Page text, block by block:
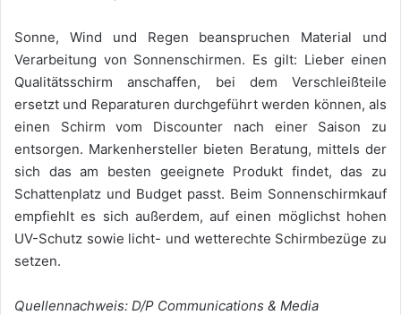
Sonne, Wind und Regen beanspruchen Material und
Verarbeitung von Sonnenschirmen. Es gilt: Lieber einen
Qualitätsschirm anschaffen, bei dem Verschleißteile
ersetzt und Reparaturen durchgeführt werden können, als
einen Schirm vom Discounter nach einer Saison zu
entsorgen. Markenhersteller bieten Beratung, mittels der
sich das am besten geeignete Produkt findet, das zu
Schattenplatz und Budget passt. Beim Sonnenschirmkauf
empfiehlt es sich außerdem, auf einen möglichst hohen
UV-Schutz sowie licht- und wetterechte Schirmbezüge zu
setzen.
Quellennachweis: D/P Communications & Media